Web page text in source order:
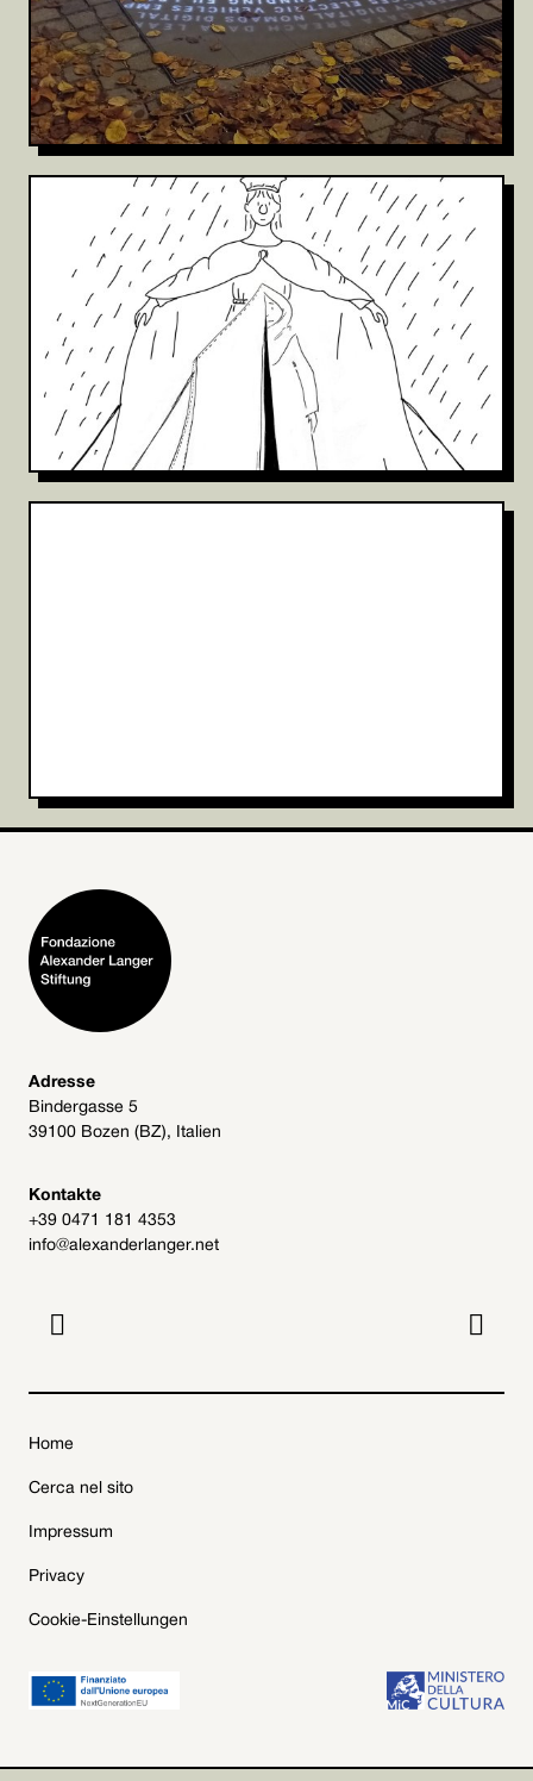
Adresse
Bindergasse 5
39100 Bozen (BZ), Italien
Kontakte
+39 0471 181 4353
info@alexanderlanger.net
 
Home
Cerca nel sito
Impressum
Privacy
Cookie-Einstellungen